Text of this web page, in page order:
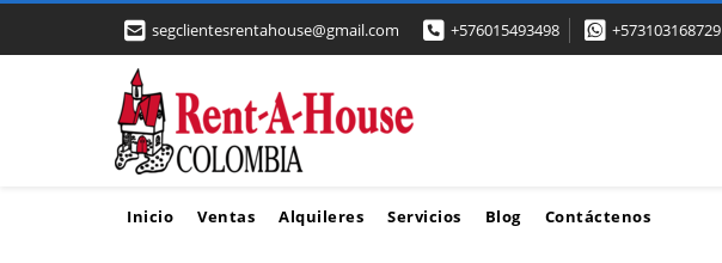
segclientesrentahouse@gmail.com +576015493498 +573103168729
Inicio Ventas Alquileres Servicios Blog Contáctenos